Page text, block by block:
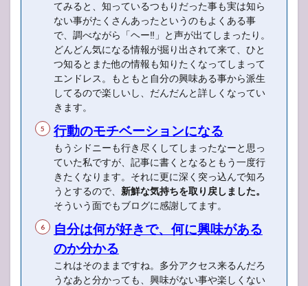
てみると、知っているつもりだった事も実は知ら
ない事がたくさんあったというのもよくある事
で、調べながら「ヘー‼︎」と声が出てしまったり。
どんどん気になる情報が掘り出されて来て、ひと
つ知るとまた他の情報も知りたくなってしまって
エンドレス。もともと自分の興味ある事から派生
してるので楽しいし、だんだんと詳しくなってい
きます。
行動のモチベーションになる
もうシドニーも行き尽くしてしまったなーと思っ
ていた私ですが、記事に書くとなるともう一度行
きたくなります。それに更に深く突っ込んで知ろ
うとするので、 新鮮な気持ちを取り戻しました。
そういう面でもブログに感謝してます。
自分は何が好きで、何に興味がある
のか分かる
これはそのままですね。多分アクセス来るんだろ
うなあと分かっても、興味がない事や楽しくない